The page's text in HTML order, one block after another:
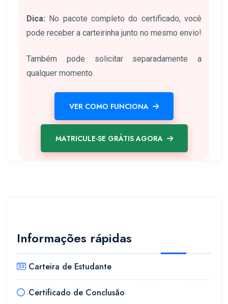
Dica: No pacote completo do certificado, você
pode receber a carteirinha junto no mesmo envio!
Também pode solicitar separadamente a
qualquer momento.
VER COMO FUNCIONA
MATRICULE-SE GRÁTIS AGORA
Informações rápidas
Carteira de Estudante
Certificado de Conclusão